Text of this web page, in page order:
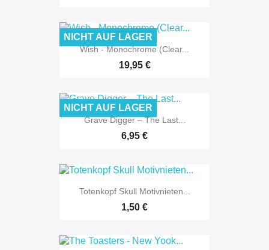
Wish - Monochrome (Clear...
19,95 €
NICHT AUF LAGER
Grave Digger ‎– The Last...
6,95 €
NICHT AUF LAGER
Totenkopf Skull Motivnieten...
1,50 €